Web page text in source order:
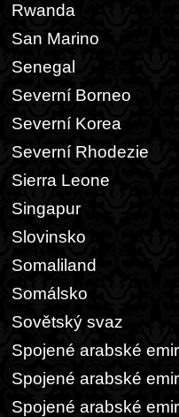
Rwanda
San Marino
Senegal
Severní Borneo
Severní Korea
Severní Rhodezie
Sierra Leone
Singapur
Slovinsko
Somaliland
Somálsko
Sovětský svaz
Spojené arabské
Spojené arabské
Spojené arabské